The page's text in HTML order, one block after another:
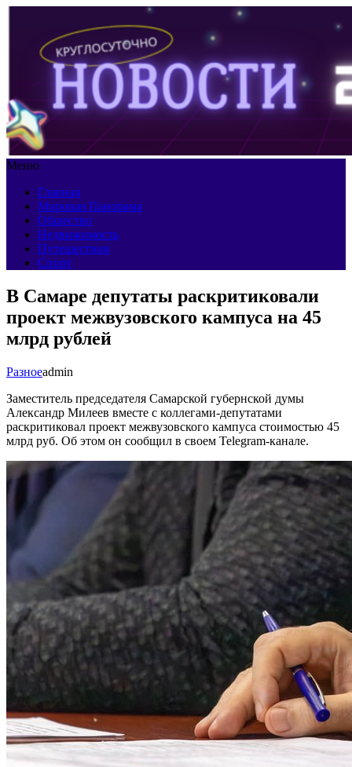
Меню
Главная
Мировая Панорама
Общество
Недвижимость
Путешествия
Спорт
В Самаре депутаты раскритиковали
проект межвузовского кампуса на 45
млрд рублей
Разноеadmin
Заместитель председателя Самарской губернской думы
Александр Милеев вместе с коллегами-депутатами
раскритиковал проект межвузовского кампуса стоимостью 45
млрд руб. Об этом он сообщил в своем Telegram-канале.